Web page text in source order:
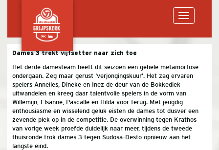
navigation
Dames 3 trekt vijfsetter naar zich toe
Het derde damesteam heeft dit seizoen een gehele metamorfose
ondergaan. Zeg maar gerust ‘verjongingskuur’. Het zag ervaren
spelers Annelies, Dineke en Inez de deur van de Bokkediek
uitwandelen en kreeg daar talentvolle spelers in de vorm van
Willemijn, Elsanne, Pascalle en Hilda voor terug. Met jeugdig
enthousiasme en wisselend geluk eisten de dames tot dusver een
zevende plek op in de competitie. De overwinning tegen Krathos
van vorige week proefde duidelijk naar meer, tijdens de tweede
thuisronde trok dames 3 tegen Sudosa-Desto opnieuw aan het
langste eind.